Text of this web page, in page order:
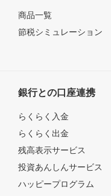
商品一覧
節税シミュレーション
銀行との口座連携
らくらく入金
らくらく出金
残高表示サービス
投資あんしんサービス
ハッピープログラム